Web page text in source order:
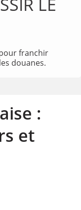
franchir
douanes.
:
et